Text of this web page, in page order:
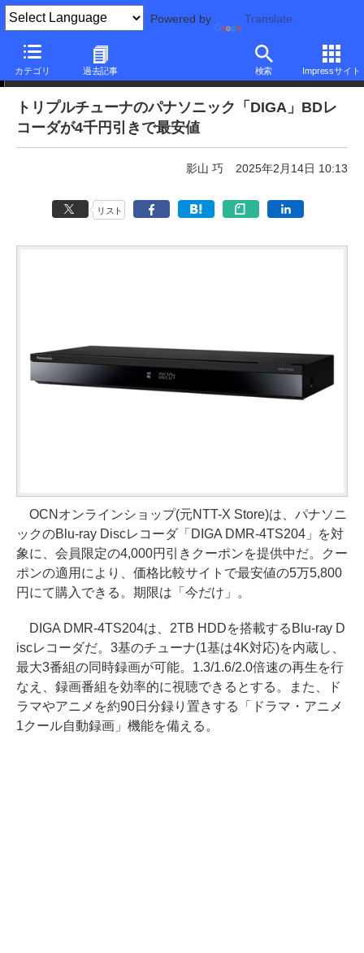
Powered by Translate
カテゴリ 過去記事 検索 Impressサイト
本日みつけたお買い得品
トリプルチューナのパナソニック「DIGA」BDレ
コーダが4千円引きで最安値
影山 巧 2025年2月14日 10:13
リスト
OCNオンラインショップ(元NTT-X Store)は、パナソニ
ックのBlu-ray Discレコーダ「DIGA DMR-4TS204」を対
象に、会員限定の4,000円引きクーポンを提供中だ。クー
ポンの適用により、価格比較サイトで最安値の5万5,800
円にて購入できる。期限は「今だけ」。
DIGA DMR-4TS204は、2TB HDDを搭載するBlu-ray D
iscレコーダだ。3基のチューナ(1基は4K対応)を内蔵し、
最大3番組の同時録画が可能。1.3/1.6/2.0倍速の再生を行
なえ、録画番組を効率的に視聴できるとする。また、ド
ラマやアニメを約90日分録り置きする「ドラマ・アニメ
1クール自動録画」機能を備える。